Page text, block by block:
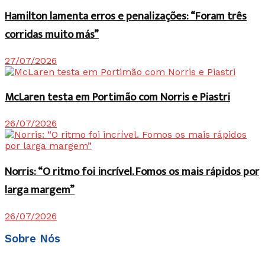
Hamilton lamenta erros e penalizações: “Foram três
corridas muito más”
27/07/2026
McLaren testa em Portimão com Norris e Piastri
26/07/2026
Norris: “O ritmo foi incrível. Fomos os mais rápidos por
larga margem”
26/07/2026
Sobre Nós